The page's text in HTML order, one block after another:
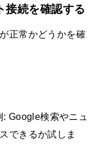
接続を確認する
正常かどうかを確
: Google検索やニュ
できるか試しま